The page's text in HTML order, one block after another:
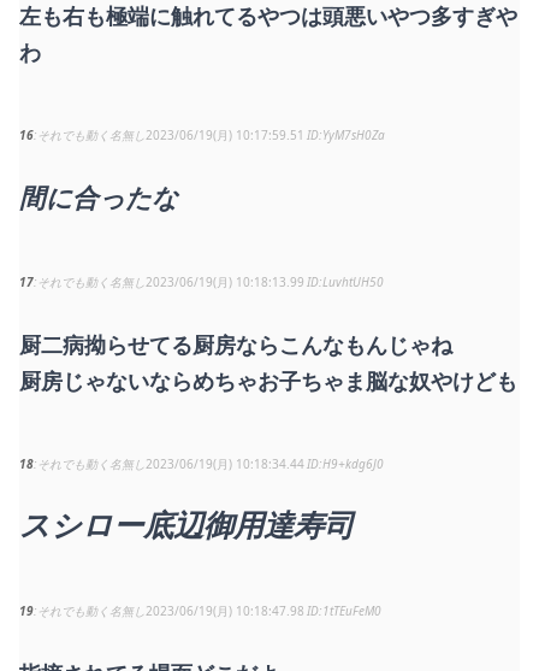
左も右も極端に触れてるやつは頭悪いやつ多すぎや
わ
16 それでも動く名無し2023/06/19(月) 10:17:59.51 YyM7sH0Za
間に合ったな
17 それでも動く名無し2023/06/19(月) 10:18:13.99 LuvhtUH50
厨二病拗らせてる厨房ならこんなもんじゃね
厨房じゃないならめちゃお子ちゃま脳な奴やけども
18 それでも動く名無し2023/06/19(月) 10:18:34.44 H9+kdg6J0
スシロー底辺御用達寿司
19 それでも動く名無し2023/06/19(月) 10:18:47.98 1tTEuFeM0